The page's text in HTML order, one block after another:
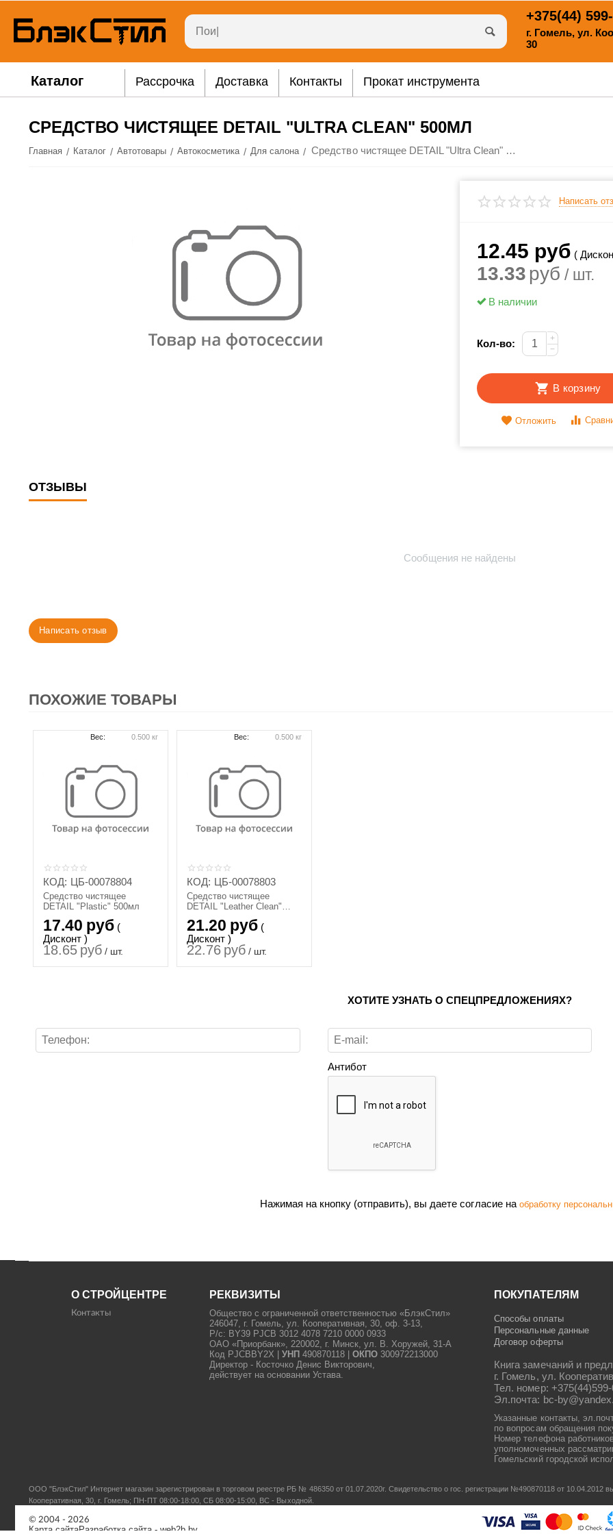
+375(44)
г. Гомель, ул.
30
Каталог Рассрочка Доставка Контакты Прокат инструмента
СРЕДСТВО ЧИСТЯЩЕЕ DETAIL "ULTRA CLEAN" 500МЛ
Главная / Каталог / Автотовары / Автокосметика / Для салона / Средство чистящее DETAIL "Ultra Clean" 500мл
Написать
12.45 руб (
13.33 руб / шт.
В наличии
Кол-во:
+
−
В корзину
Отложить
ОТЗЫВЫ
Сообщения не найдены
Написать отзыв
ПОХОЖИЕ ТОВАРЫ
КОД: ЦБ-00078804
Средство чистящее
DETAIL "Plastic" 500мл
17.40 руб (
Дисконт )
18.65 руб / шт.
Вес: 0.500 кг
КОД: ЦБ-00078803
Средство чистящее
DETAIL "Leather Clean"
21.20 руб (
Дисконт )
22.76 руб / шт.
Вес: 0.500 кг
ХОТИТЕ УЗНАТЬ О СПЕЦПРЕДЛОЖЕНИЯХ?
Антибот
Нажимая на кнопку (отправить), вы даете согласие на обработку
О СТРОЙЦЕНТРЕ
Контакты
РЕКВИЗИТЫ
Общество с ограниченной ответственностью «БлэкСтил»
246047, г. Гомель, ул. Кооперативная, 30, оф. 3-13,
Р/с: BY39 PJCB 3012 4078 7210 0000 0933
ОАО «Приорбанк», 220002, г. Минск, ул. В. Хоружей, 31-А
Код PJCBBY2X |УНП 490870118 |ОКПО 300972213000
Директор - Косточко Денис Викторович,
действует на основании Устава.
ПОКУПАТЕЛЯМ
Способы оплаты
Персональные данные
Договор оферты
Книга замечаний и
г. Гомель, ул.
Тел. номер:
Эл.почта: bc-
Указанные контакты,
по вопросам обращения
Номер телефона
уполномоченных
Гомельский городской
ООО "БлэкСтил" Интернет магазин зарегистрирован в торговом реестре РБ № 486350 от 01.07.2020г. Свидетельство о гос. регистрации №490870118 от
Кооперативная, 30, г. Гомель; ПН-ПТ 08:00-18:00, СБ 08:00-15:00, ВС - Выходной.
© 2004 - 2026
Карта сайтаРазработка сайта - web2b.by